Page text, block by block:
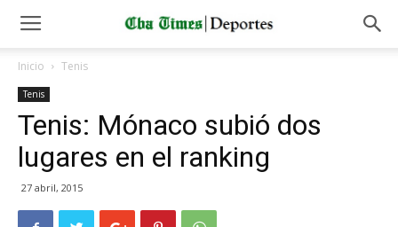
Inicio Tenis
Tenis
Tenis: Mónaco subió dos
lugares en el ranking
27 abril, 2015